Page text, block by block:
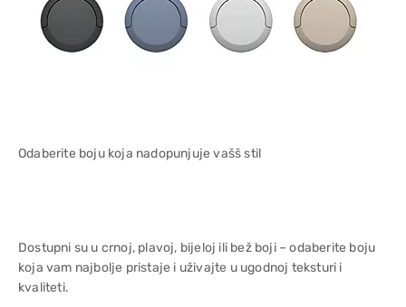
Odaberite boju koja nadopunjuje vašš stil
Dostupni su u crnoj, plavoj, bijeloj ili bež boji – odaberite boju
koja vam najbolje pristaje i uživajte u ugodnoj teksturi i
kvaliteti.